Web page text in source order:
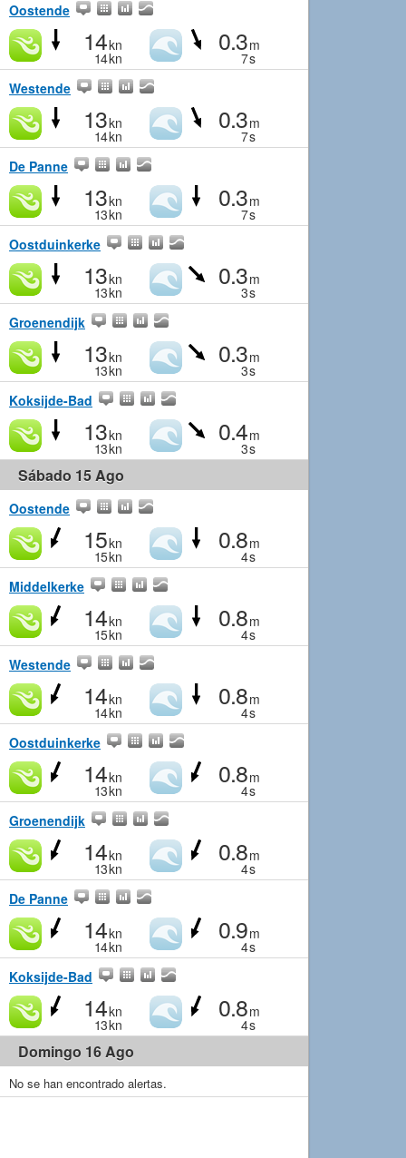
Oostende
14kn
14kn
0.3m
7s
Westende
13kn
14kn
0.3m
7s
De Panne
13kn
13kn
0.3m
7s
Oostduinkerke
13kn
13kn
0.3m
3s
Groenendijk
13kn
13kn
0.3m
3s
Koksijde-Bad
13kn
13kn
0.4m
3s
Sábado 15 Ago
Oostende
15kn
15kn
0.8m
4s
Middelkerke
14kn
15kn
0.8m
4s
Westende
14kn
14kn
0.8m
4s
Oostduinkerke
14kn
13kn
0.8m
4s
Groenendijk
14kn
13kn
0.8m
4s
De Panne
14kn
14kn
0.9m
4s
Koksijde-Bad
14kn
13kn
0.8m
4s
Domingo 16 Ago
No se han encontrado alertas.